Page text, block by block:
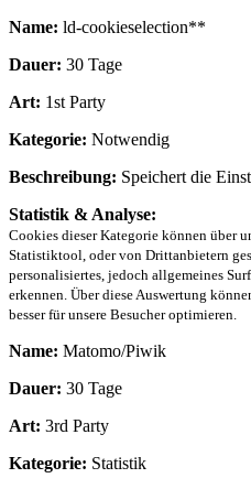
Name: ld-cookieselection**
Dauer: 30 Tage
Art: 1st Party
Kategorie: Notwendig
Beschreibung: Speichert die
Statistik & Analyse:
Cookies dieser Kategorie können über
Statistiktool, oder von Drittanbietern
personalisiertes, jedoch allgemeines
erkennen. Über diese Auswertung
besser für unsere Besucher optimieren.
Name: Matomo/Piwik
Dauer: 30 Tage
Art: 3rd Party
Kategorie: Statistik